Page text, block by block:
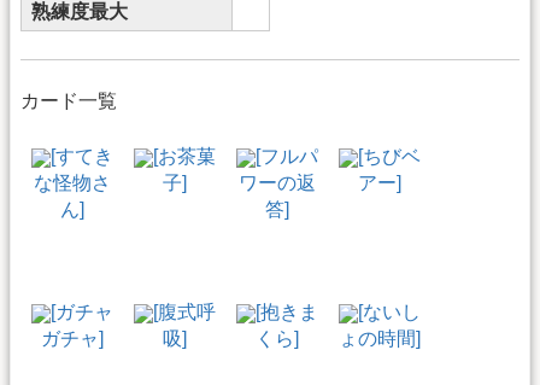
熟練度最大
カード一覧
[すてき
な怪物さ
ん]
[お茶菓
子]
[フルパ
ワーの返
答]
[ちびベ
アー]
[ガチャ
ガチャ]
[腹式呼
吸]
[抱きま
くら]
[ないし
ょの時間]